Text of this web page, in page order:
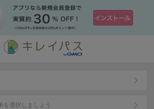
を選択しましょう